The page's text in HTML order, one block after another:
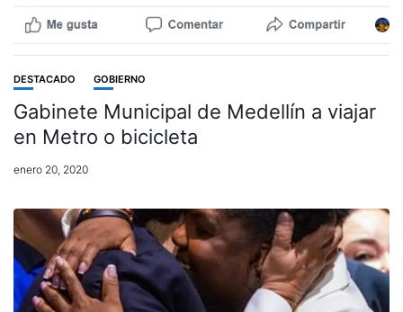
DESTACADO GOBIERNO
Gabinete Municipal de Medellín a viajar
en Metro o bicicleta
enero 20, 2020